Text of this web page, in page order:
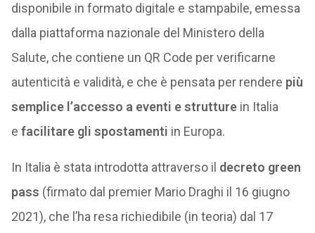
disponibile in formato digitale e stampabile, emessa
dalla piattaforma nazionale del Ministero della
Salute, che contiene un QR Code per verificarne
autenticità e validità, e che è pensata per rendere più
semplice l’accesso a eventi e strutturein Italia
e facilitare gli spostamenti in Europa.
In Italia è stata introdotta attraverso il decreto green
pass (firmato dal premier Mario Draghi il 16 giugno
2021), che l’ha resa richiedibile (in teoria) dal 17